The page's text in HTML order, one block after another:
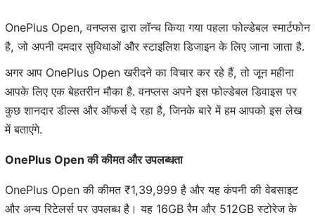
OnePlus Open, वनप्लस द्वारा लॉन्च किया गया पहला फोल्डेबल स्मार्टफोन
है, जो अपनी दमदार सुविधाओं और स्टाइलिश डिजाइन के लिए जाना जाता है.
अगर आप OnePlus Open खरीदने का विचार कर रहे हैं, तो जून महीना
आपके लिए एक बेहतरीन मौका है. वनप्लस अपने इस फोल्डेबल डिवाइस पर
कुछ शानदार डील्स और ऑफर्स दे रहा है, जिनके बारे में हम आपको इस लेख
में बताएंगे.
OnePlus Open की कीमत और उपलब्धता
OnePlus Open की कीमत ₹1,39,999 है और यह कंपनी की वेबसाइट
और अन्य रिटेलर्स पर उपलब्ध है। यह 16GB रैम और 512GB स्टोरेज के